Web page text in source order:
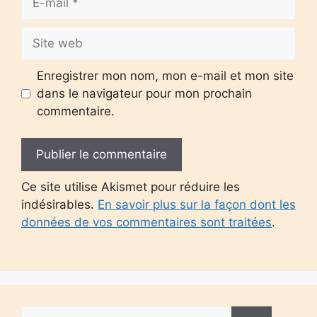
mail
web
Enregistrer mon nom, mon e-mail et mon site
dans le navigateur pour mon prochain
commentaire.
Ce site utilise Akismet pour réduire les
indésirables. En savoir plus sur la façon dont les
données de vos commentaires sont traitées.